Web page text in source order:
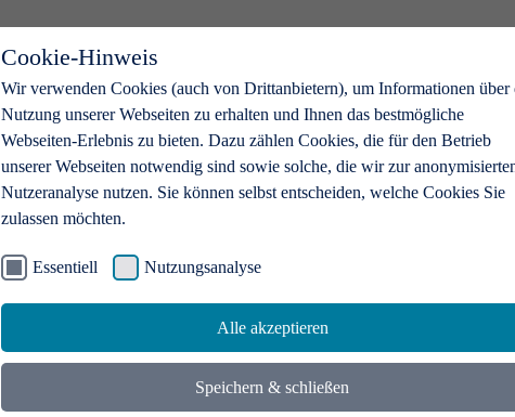
Cookie-Hinweis
Wir verwenden Cookies (auch von Drittanbietern), um Informationen über
Nutzung unserer Webseiten zu erhalten und Ihnen das bestmögliche
Webseiten-Erlebnis zu bieten. Dazu zählen Cookies, die für den Betrieb
unserer Webseiten notwendig sind sowie solche, die wir zur
Nutzeranalyse nutzen. Sie können selbst entscheiden, welche Cookies Sie
zulassen möchten.
Essentiell Nutzungsanalyse
Alle akzeptieren
Speichern & schließen